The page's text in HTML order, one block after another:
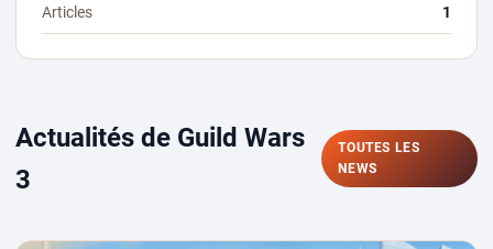
Articles 1
Actualités de Guild Wars
3
TOUTES LES
NEWS